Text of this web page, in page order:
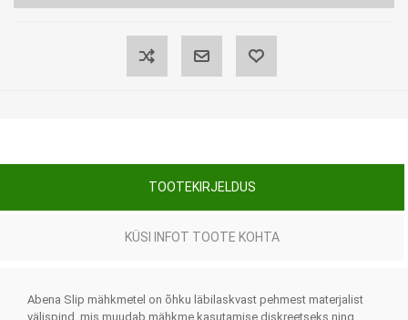
TOOTEKIRJELDUS
KÜSI INFOT TOOTE KOHTA
Abena Slip mähkmetel on õhku läbilaskvast pehmest materjalist
välispind, mis muudab mähkme kasutamise diskreetseks ning